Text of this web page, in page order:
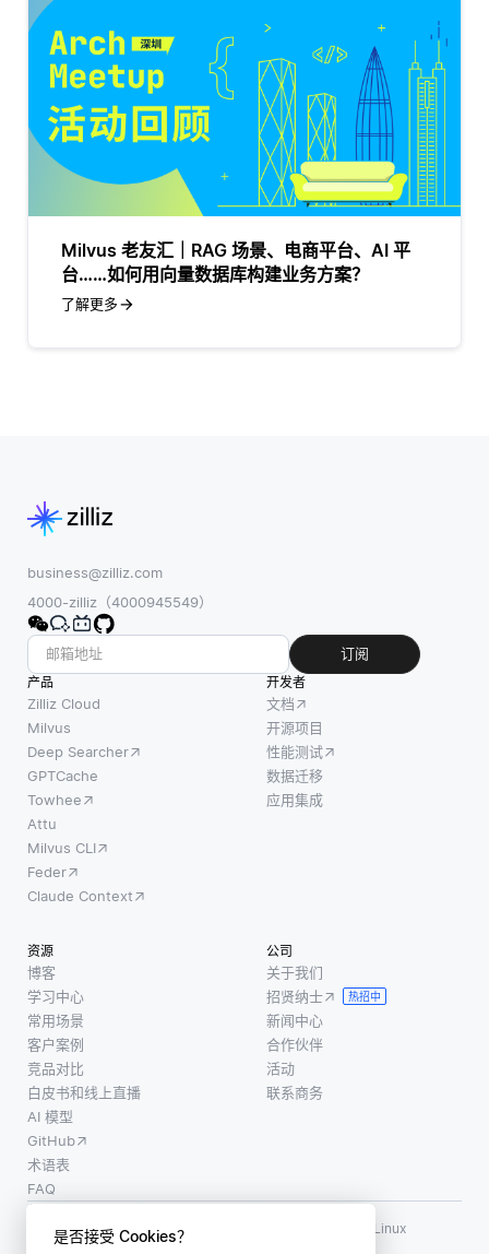
是否接受 Cookies？
Milvus 老友汇｜RAG 场景、电商平台、AI 平
台……如何用向量数据库构建业务方案？
了解更多
business@zilliz.com
4000-zilliz（4000945549）
订阅
产品
Zilliz Cloud
Milvus
Deep Searcher
GPTCache
Towhee
Attu
Milvus CLI
Feder
Claude Context
开发者
文档
开源项目
性能测试
数据迁移
应用集成
资源
博客
学习中心
常用场景
客户案例
竞品对比
白皮书和线上直播
AI 模型
GitHub
术语表
FAQ
公司
关于我们
招贤纳士
热招中
新闻中心
合作伙伴
活动
联系商务
使用条款
LF AI、LF AI & Data、Milvus，以及相关的开源项目名称为 Linux
Foundation 所有商标